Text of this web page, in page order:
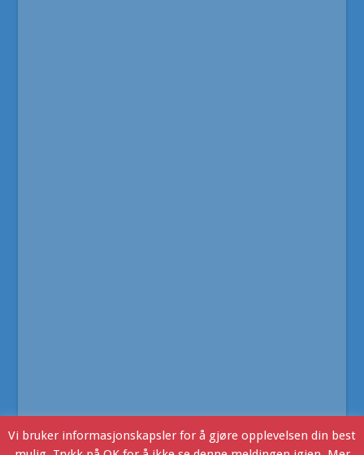
Vi bruker informasjonskapsler for å gjøre opplevelsen din best